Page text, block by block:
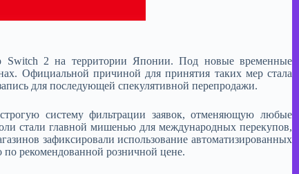
Switch 2 на территории Японии. Под новые временные
Официальной причиной для принятия таких мер стала
для последующей спекулятивной перепродажи.
систему фильтрации заявок, отменяющую любые
стали главной мишенью для международных перекупов,
зафиксировали использование автоматизированных
рекомендованной розничной цене.